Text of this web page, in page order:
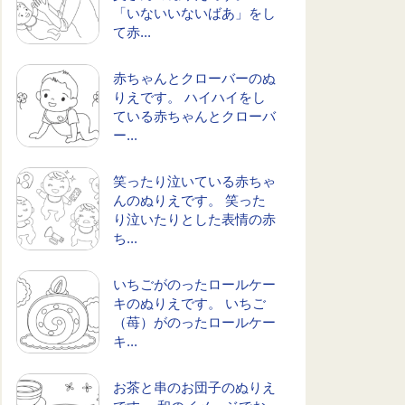
「いないいないばあ」をし
て赤...
赤ちゃんとクローバーのぬ
りえです。 ハイハイをし
ている赤ちゃんとクローバ
ー...
笑ったり泣いている赤ちゃ
んのぬりえです。 笑った
り泣いたりとした表情の赤
ち...
いちごがのったロールケー
キのぬりえです。 いちご
（苺）がのったロールケー
キ...
お茶と串のお団子のぬりえ